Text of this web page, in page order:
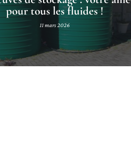
pour tous les fluides !
11 mars 2026